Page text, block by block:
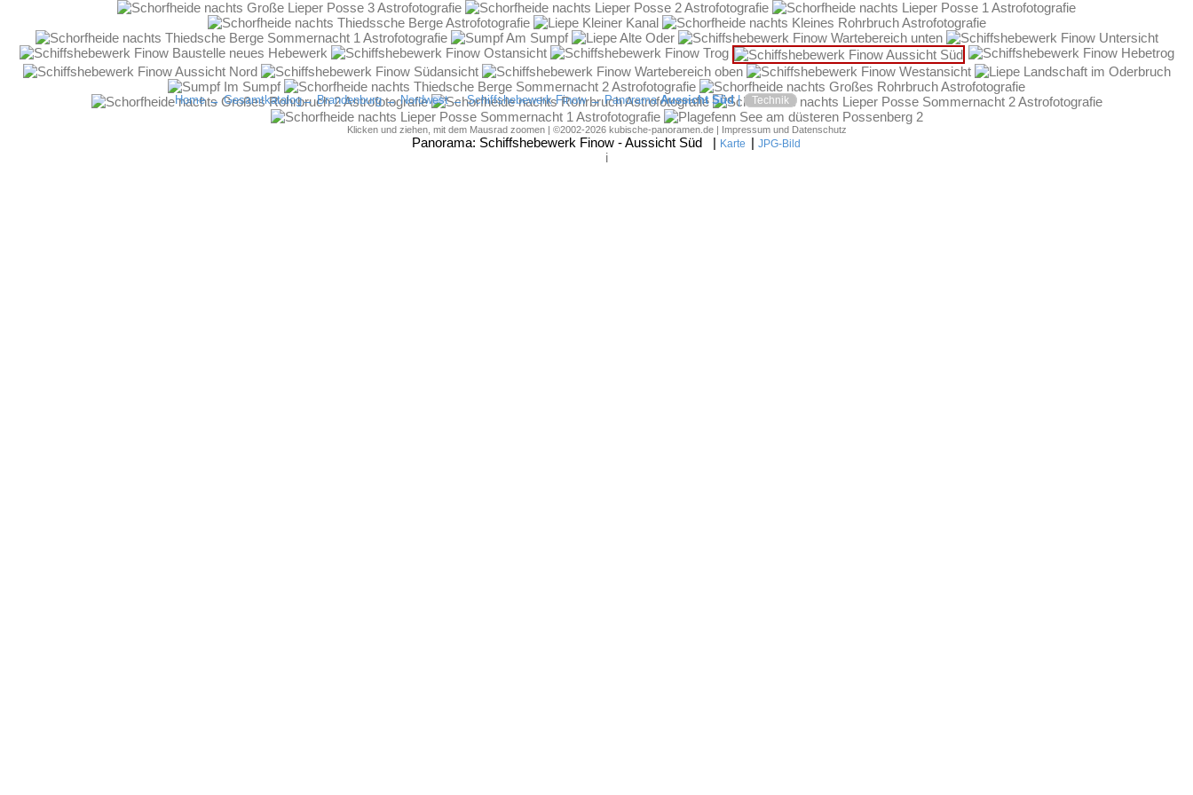
Klicken und ziehen, mit dem Mausrad zoomen | ©2002-2026 kubische-panoramen.de | Impressum und Datenschutz
Home→Gesamtkatalog→Brandenburg→Nordwest→Schiffshebewerk Finow→ PanoramaAussicht Süd | Technik
Panorama: Schiffshebewerk Finow - Aussicht Süd | Karte | JPG-Bild
i